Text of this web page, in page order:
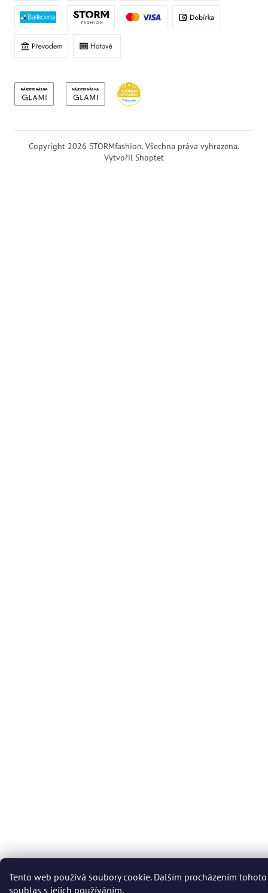
Tento web používá soubory cookie. Dalším procházením
souhlas s jejich používáním.
Vytvořil Shoptet
Copyright 2026 STORMfashion. Všechna práva vyhrazena.